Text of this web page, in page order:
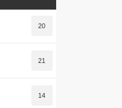
20
21
14